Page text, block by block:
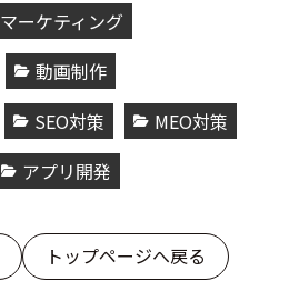
マーケティング
動画制作
SEO対策
MEO対策
アプリ開発
トップページへ戻る